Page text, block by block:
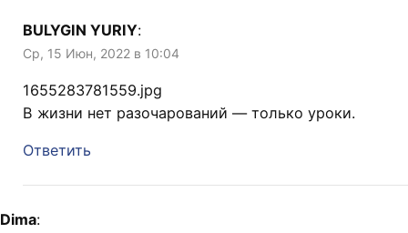
BULYGIN YURIY:
Ср, 15 Июн, 2022 в 10:04
1655283781559.jpg
В жизни нет разочарований — только уроки.
Ответить
Dima: